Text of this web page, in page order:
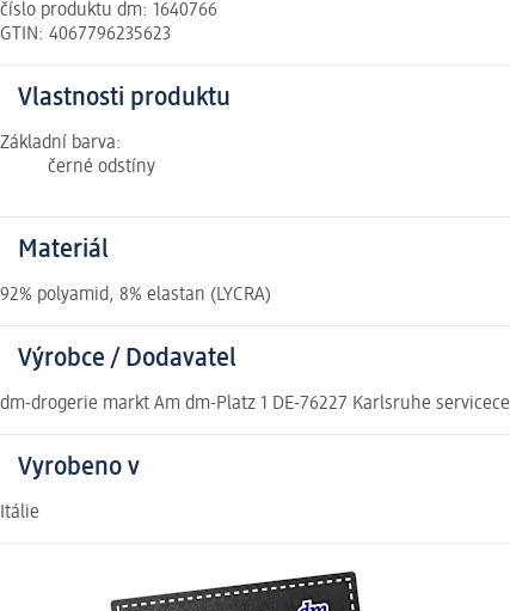
číslo produktu dm: 1640766
GTIN: 4067796235623
Vlastnosti produktu
Základní barva:
černé odstíny
Materiál
92% polyamid, 8% elastan (LYCRA)
Výrobce / Dodavatel
dm-drogerie markt Am dm-Platz 1 DE-76227 Karlsruhe
Vyrobeno v
Itálie